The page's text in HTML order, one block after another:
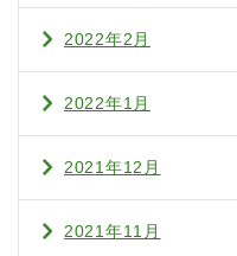
2022年2月
2022年1月
2021年12月
2021年11月